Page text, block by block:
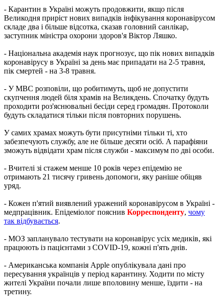
- Карантин в Україні можуть продовжити, якщо після
Великодня приріст нових випадків інфікування коронавірусом
складе два і більше відсотка, сказав головний санлікар,
заступник міністра охорони здоров'я Віктор Ляшко.
- Національна академія наук прогнозує, що пік нових випадків
коронавірусу в Україні за день має припадати на 2-5 травня,
пік смертей - на 3-8 травня.
- У МВС розповіли, що робитимуть, щоб не допустити
скупчення людей біля храмів на Великдень. Спочатку будуть
проходити роз'яснювальні бесіди серед громадян. Протоколи
будуть складатися тільки після повторних порушень.
У самих храмах можуть бути присутніми тільки ті, хто
забезпечують службу, але не більше десяти осіб. А парафіяни
зможуть відвідати храм після служби - максимум по дві особи.
- Вчителі зі стажем менше 10 років через епідемію не
отримають 21 тисячу гривень допомоги, яку раніше обіцяв
уряд.
- Кожен п'ятий виявлений уражений коронавірусом в Україні -
медпрацівник. Епідеміолог пояснив Корреспонденту, чому
так відбувається.
- МОЗ запланувало тестувати на коронавірус усіх медиків, які
працюють із пацієнтами з COVID-19, кожні п'ять днів.
- Американська компанія Apple опублікувала дані про
пересування українців у період карантину. Ходити по місту
жителі України почали лише вполовину менше, їздити - на
третину.